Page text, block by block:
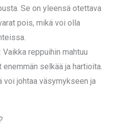
Se on yleensä otettava
pois, mikä voi olla
: Vaikka reppuihin mahtuu
selkää ja hartioita.
voi johtaa väsymykseen ja